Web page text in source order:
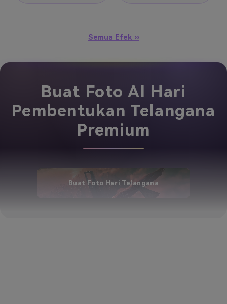
Semua Efek ››
Buat Foto AI Hari
Pembentukan Telangana
Premium
Buat Foto Hari Telangana